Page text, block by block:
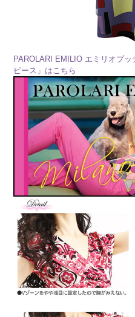
PAROLARI EMILIO エミリオプ
ピース」はこちら